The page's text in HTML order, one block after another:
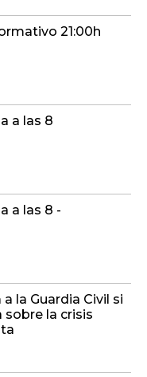
21:00h
a las 8
a las 8 -
la Guardia Civil si
sobre la crisis